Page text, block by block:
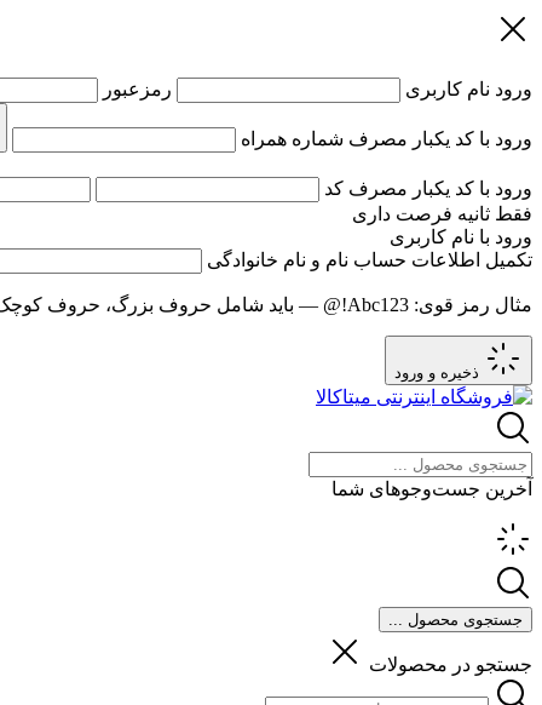
ورود نام کاربری رمزعبور
ورود با کد یکبار مصرف شماره همراه
ورود با کد یکبار مصرف کد
فقط ثانیه فرصت داری
ورود با نام کاربری
تکمیل اطلاعات حساب نام و نام خانوادگی
مثال رمز قوی: Abc123!@ — باید شامل حروف بزرگ، حروف کوچک و عدد باشد و
ذخیره و ورود
آخرین جست‌وجوهای شما
جستجوی محصول ...
جستجو در محصولات